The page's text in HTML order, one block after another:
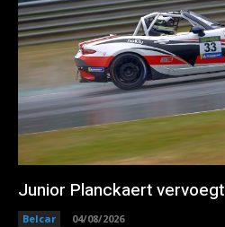
Junior Planckaert
Belcar 04/08/2026